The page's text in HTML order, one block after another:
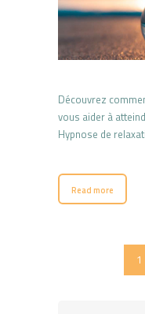
Découvrez
vous aider à
Hypnose de
Read more
Pagination1